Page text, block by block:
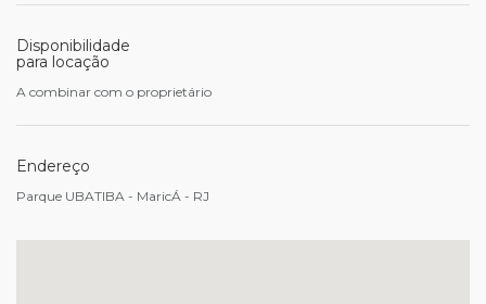
Disponibilidade
para locação
A combinar com o proprietário
Endereço
Parque UBATIBA - MaricÁ - RJ